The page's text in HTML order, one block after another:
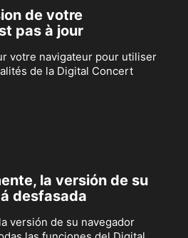
de votre
pas à jour
votre navigateur pour utiliser
de la Digital Concert
la versión de su
desfasada
versión de su navegador